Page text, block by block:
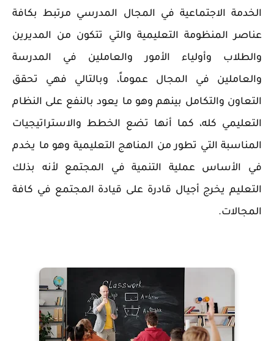
الخدمة الاجتماعية في المجال المدرسي مرتبط بكافة
عناصر المنظومة التعليمية والتي تتكون من المديرين
والطلاب وأولياء الأمور والعاملين في المدرسة
والعاملين في المجال عموماً، وبالتالي فهي تحقق
التعاون والتكامل بينهم وهو ما يعود بالنفع على النظام
التعليمي كله، كما أنها تضع الخطط والاستراتيجيات
المناسبة التي تطور من المناهج التعليمية وهو ما يخدم
في الأساس عملية التنمية في المجتمع لأنه بذلك
التعليم يخرج أجيال قادرة على قيادة المجتمع في كافة
المجالات.